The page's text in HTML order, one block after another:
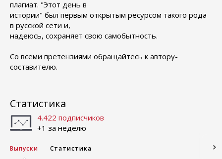
плагиат. "Этот день в
истории" был первым открытым ресурсом такого рода
в русской сети и,
надеюсь, сохраняет свою самобытность.
Со всеми претензиями обращайтесь к автору-
составителю.
Статистика
4.422 подписчиков
+1 за неделю
Выпуски Статистика